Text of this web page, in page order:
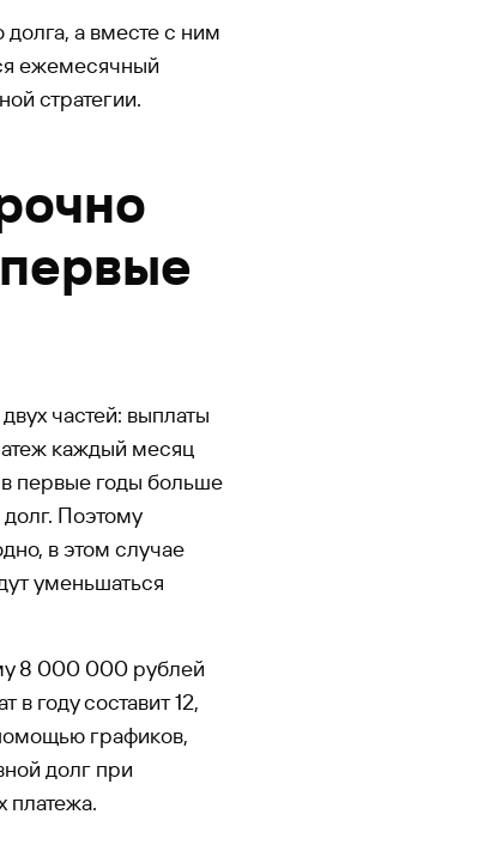
а вместе с ним
ежемесячный
стратегии.
первые
частей: выплаты
каждый месяц
первые годы больше
Поэтому
в этом случае
уменьшаться
8 000 000 рублей
в году составит 12,
графиков,
долг при
платежа.